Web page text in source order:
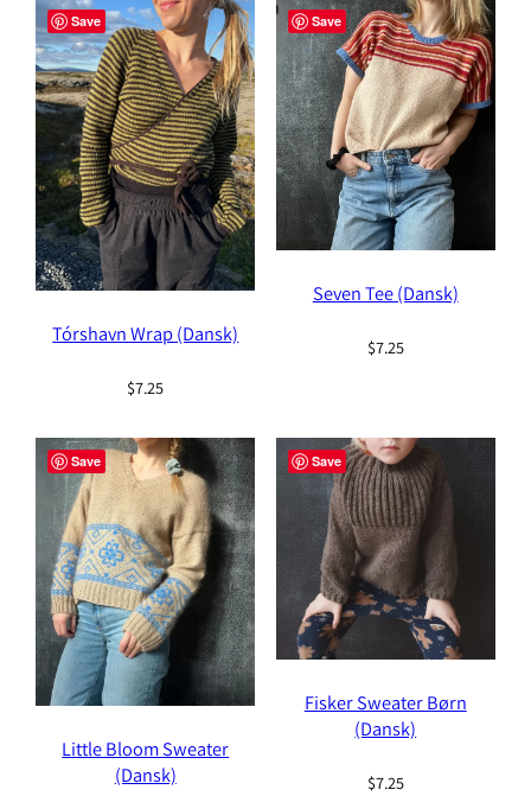
popularity
Save
Tórshavn Wrap (Dansk)
$7.25
Save
Seven Tee (Dansk)
$7.25
Save
Little Bloom Sweater
(Dansk)
Save
Fisker Sweater Børn
(Dansk)
$7.25